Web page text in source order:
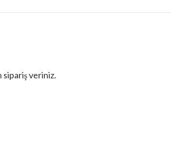
sipariş veriniz.